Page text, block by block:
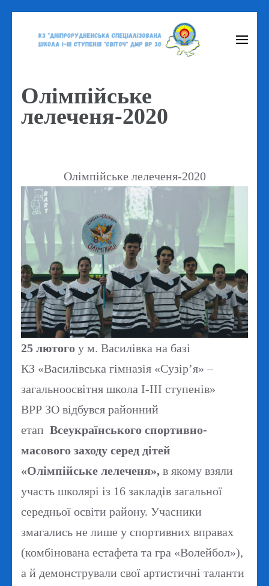
Enter)
Олімпійське
лелеченя-2020
Олімпійське лелеченя-2020
25 лютого у м. Василівка на базі
КЗ «Василівська гімназія «Сузір’я» –
загальноосвітня школа І-ІІІ ступенів»
ВРР ЗО відбувся районний
етап Всеукраїнського спортивно-
масового заходу серед дітей
«Олімпійське лелеченя», в якому взяли
участь школярі із 16 закладів загальної
середньої освіти району. Учасники
змагались не лише у спортивних вправах
(комбінована естафета та гра «Волейбол»),
а й демонстрували свої артистичні таланти